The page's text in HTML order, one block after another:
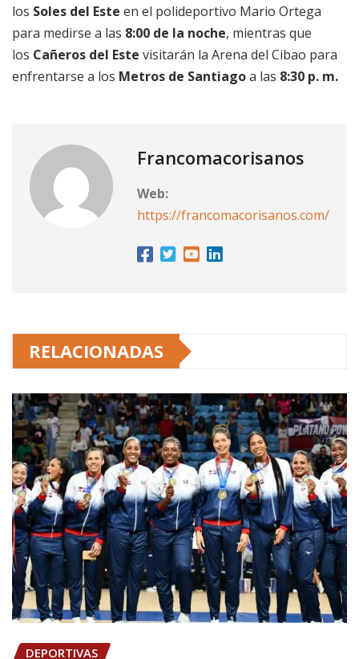
los Soles del Este en el polideportivo Mario Ortega
para medirse a las 8:00 de la noche, mientras que
los Cañeros del Este visitarán la Arena del Cibao para
enfrentarse a los Metros de Santiagoa las 8:30 p. m.
Francomacorisanos
Web:
https://francomacorisanos.com/
RELACIONADAS
DEPORTIVAS